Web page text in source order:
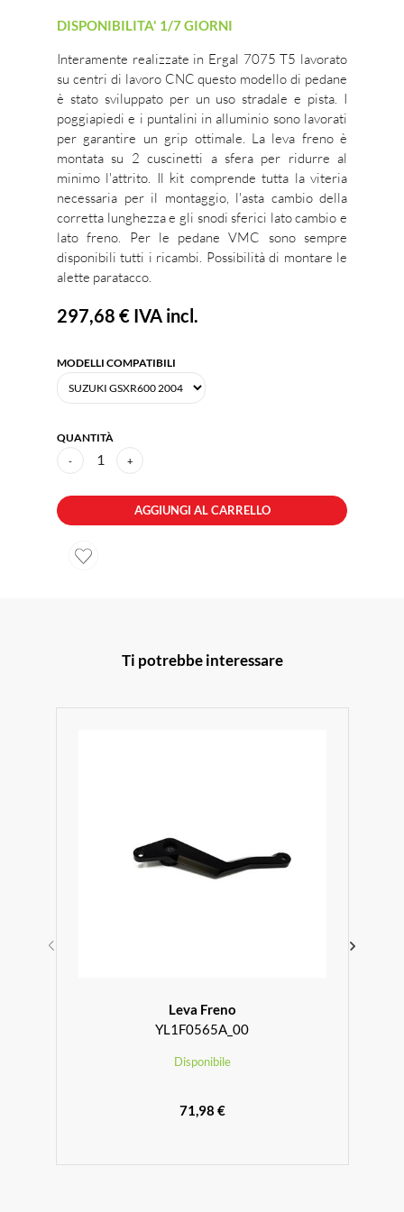
DISPONIBILITA' 1/7 GIORNI
Interamente realizzate in Ergal 7075 T5 lavorato
su centri di lavoro CNC questo modello di pedane
è stato sviluppato per un uso stradale e pista. I
poggiapiedi e i puntalini in alluminio sono lavorati
per garantire un grip ottimale. La leva freno è
montata su 2 cuscinetti a sfera per ridurre al
minimo l'attrito. Il kit comprende tutta la viteria
necessaria per il montaggio, l'asta cambio della
corretta lunghezza e gli snodi sferici lato cambio e
lato freno. Per le pedane VMC sono sempre
disponibili tutti i ricambi. Possibilità di montare le
alette paratacco.
297,68 € IVA incl.
MODELLI COMPATIBILI
QUANTITÀ
- 1 +
AGGIUNGI AL CARRELLO
Ti potrebbe interessare
Leva Freno
YL1F0565A_00
Disponibile
71,98 €